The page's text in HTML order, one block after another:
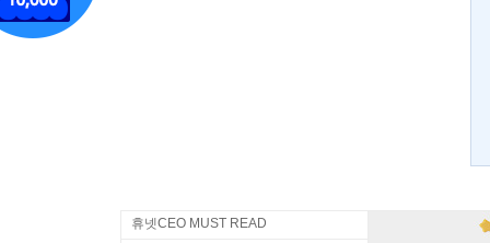
휴넷CEO MUST READ